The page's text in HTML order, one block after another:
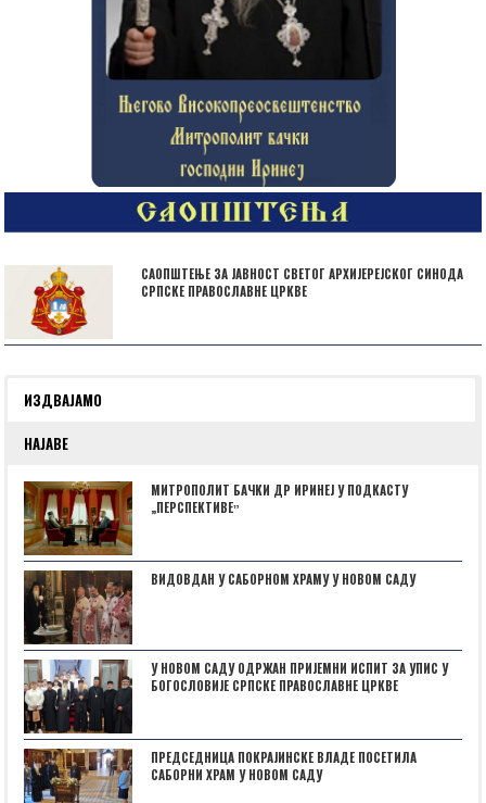
САОПШТЕЊЕ ЗА ЈАВНОСТ СВЕТОГ АРХИЈЕРЕЈСКОГ СИНОДА
СРПСКЕ ПРАВОСЛАВНЕ ЦРКВЕ
ИЗДВАЈАМО
НАЈАВЕ
МИТРОПОЛИТ БАЧКИ ДР ИРИНЕЈ У ПОДКАСТУ
„ПЕРСПЕКТИВЕˮ
ВИДОВДАН У САБОРНОМ ХРАМУ У НОВОМ САДУ
У НОВОМ САДУ ОДРЖАН ПРИЈЕМНИ ИСПИТ ЗА УПИС У
БОГОСЛОВИЈЕ СРПСКЕ ПРАВОСЛАВНЕ ЦРКВЕ
ПРЕДСЕДНИЦА ПОКРАЈИНСКЕ ВЛАДЕ ПОСЕТИЛА
САБОРНИ ХРАМ У НОВОМ САДУ